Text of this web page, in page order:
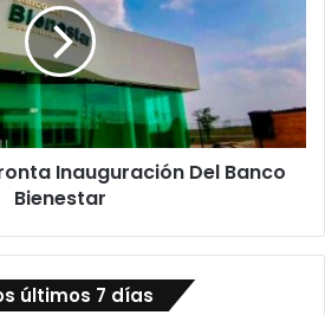
Inauguración Del Banco
Bienestar
últimos 7 días